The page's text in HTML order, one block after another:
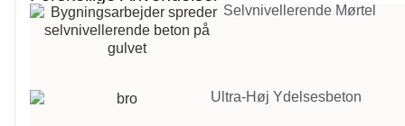
Selvnivellerende Mørtel
Ultra-Høj Ydelsesbeton